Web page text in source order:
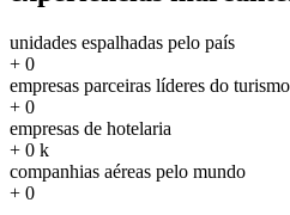
unidades espalhadas pelo país
+ 0
empresas parceiras líderes do turismo
+ 0
empresas de hotelaria
+ 0 k
companhias aéreas pelo mundo
+ 0